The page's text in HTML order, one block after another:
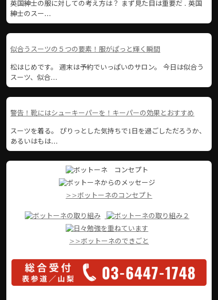
英国紳士の服に対しての考え方は？ まず見た目は重要だ . 英国
紳士のスー…
似合うスーツの５つの要素！服がぱっと輝く瞬間
松はじめです。 週末は予約でいっぱいのサロン。 今日は似合う
スーツ、似合…
警告！靴にはシューキーパーを！キーパーの効果とおすすめ
スーツを着る。 ぴりっとした気持ちで1日を過ごしただろうか、
あるいはもは…
>>ボットーネのコンセプト
>>ボットーネのできごと